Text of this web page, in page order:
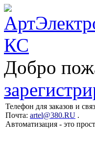
Добро
Телефон для заказов и
Почта: artel@380.RU .
Автоматизация - это